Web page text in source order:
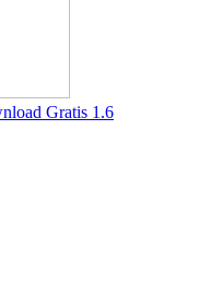
Gratis 1.6